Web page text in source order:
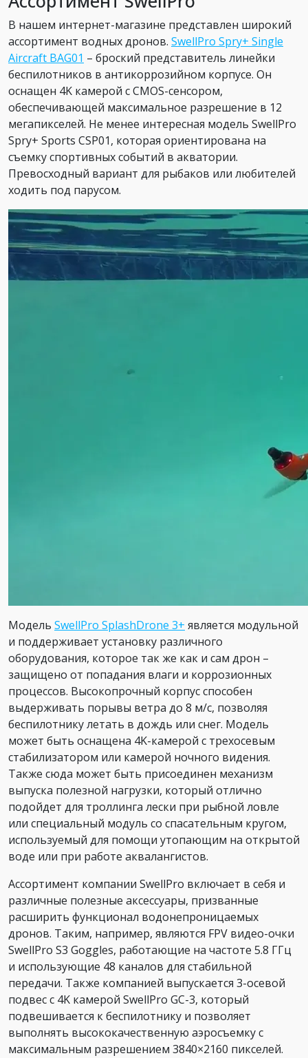
В нашем интернет-магазине представлен широкий
ассортимент водных дронов. SwellPro Spry+ Single
Aircraft BAG01 – броский представитель линейки
беспилотников в антикоррозийном корпусе. Он
оснащен 4K камерой с CMOS-сенсором,
обеспечивающей максимальное разрешение в 12
мегапикселей. Не менее интересная модель SwellPro
Spry+ Sports CSP01, которая ориентирована на
съемку спортивных событий в акватории.
Превосходный вариант для рыбаков или любителей
ходить под парусом.
Модель SwellPro SplashDrone 3+ является модульной
и поддерживает установку различного
оборудования, которое так же как и сам дрон –
защищено от попадания влаги и коррозионных
процессов. Высокопрочный корпус способен
выдерживать порывы ветра до 8 м/с, позволяя
беспилотнику летать в дождь или снег. Модель
может быть оснащена 4K-камерой с трехосевым
стабилизатором или камерой ночного видения.
Также сюда может быть присоединен механизм
выпуска полезной нагрузки, который отлично
подойдет для троллинга лески при рыбной ловле
или специальный модуль со спасательным кругом,
используемый для помощи утопающим на открытой
воде или при работе аквалангистов.
Ассортимент компании SwellPro включает в себя и
различные полезные аксессуары, призванные
расширить функционал водонепроницаемых
дронов. Таким, например, являются FPV видео-очки
SwellPro S3 Goggles, работающие на частоте 5.8 ГГц
и использующие 48 каналов для стабильной
передачи. Также компанией выпускается 3-осевой
подвес с 4K камерой SwellPro GC-3, который
подвешивается к беспилотнику и позволяет
выполнять высококачественную аэросъемку с
максимальным разрешением 3840×2160 пикселей.